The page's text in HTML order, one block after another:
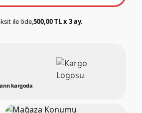
ile öde,500,00 TL x 3 ay.
kargoda